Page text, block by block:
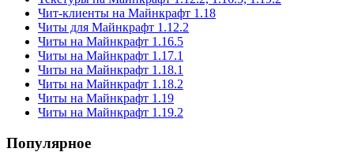
Чит-клиенты на Майнкрафт 1.18
Читы для Майнкрафт 1.12.2
Читы на Майнкрафт 1.16.5
Читы на Майнкрафт 1.17.1
Читы на Майнкрафт 1.18.1
Читы на Майнкрафт 1.18.2
Читы на Майнкрафт 1.19
Читы на Майнкрафт 1.19.2
Популярное